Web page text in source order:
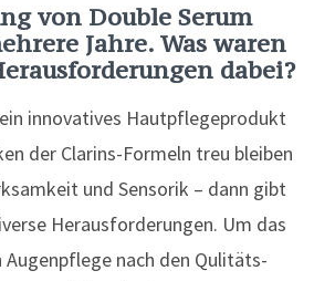
von Double Serum
Jahre. Was waren
dabei?
innovatives Hautpflegeprodukt
der Clarins-Formeln treu bleiben
und Sensorik – dann gibt
Herausforderungen. Um das
nach den Qulitäts-